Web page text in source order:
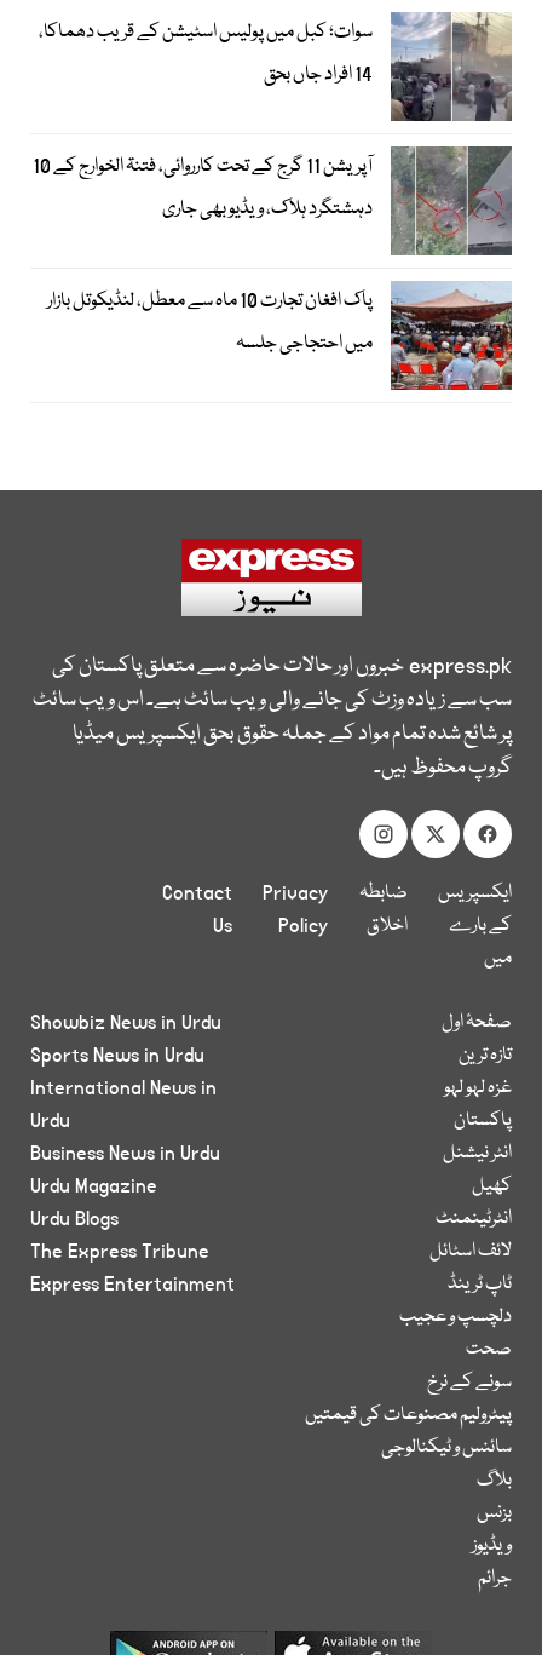
سوات؛ کبل میں پولیس اسٹیشن کے قریب دھماکا،
14 افراد جاں بحق
آپریشن 11 گرج کے تحت کارروائی، فتنۃ الخوارج کے 10
دہشتگرد ہلاک، ویڈیو بھی جاری
پاک افغان تجارت 10 ماہ سے معطل، لنڈیکوتل بازار
میں احتجاجی جلسہ
express.pkخبروں اور حالات حاضرہ سے متعلق پاکستان کی
سب سے زیادہ وزٹ کی جانے والی ویب سائٹ ہے۔ اس ویب سائٹ
پر شائع شدہ تمام مواد کے جملہ حقوق بحق ایکسپریس میڈیا
گروپ محفوظ ہیں۔
ایکسپریس
کے بارے
میں
ضابطہ
اخلاق
Privacy
Policy
Contact
Us
صفحۂ اول
تازہ ترین
غزہ لہو لہو
پاکستان
انٹر نیشنل
کھیل
انٹرٹینمنٹ
لائف اسٹائل
ٹاپ ٹرینڈ
دلچسپ و عجیب
صحت
سونے کے نرخ
پیٹرولیم مصنوعات کی قیمتیں
سائنس و ٹیکنالوجی
بلاگ
بزنس
ویڈیوز
جرائم
Showbiz News in Urdu
Sports News in Urdu
International News in
Urdu
Business News in Urdu
Urdu Magazine
Urdu Blogs
The Express Tribune
Express Entertainment